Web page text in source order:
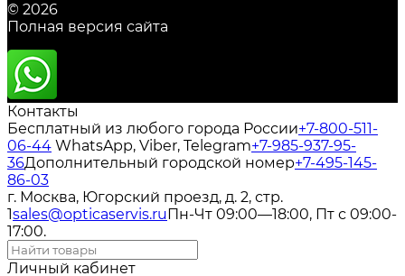
© 2026
Полная версия сайта
Контакты
Бесплатный из любого города России+7-800-511-
06-44 WhatsApp, Viber, Telegram+7-985-937-95-
36Дополнительный городской номер+7-495-145-
86-03
г. Москва, Югорский проезд, д. 2, стр.
1sales@opticaservis.ruПн-Чт 09:00—18:00, Пт с 09:00-
17:00.
Личный кабинет